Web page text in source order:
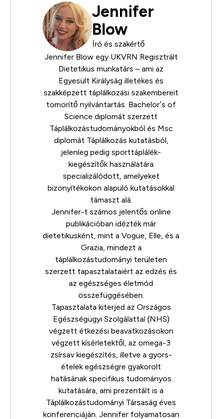
Jennifer
Blow
Író és szakértő
Jennifer Blow egy UKVRN Regisztrált
Dietetikus munkatárs – ami az
Egyesült Királyság illetékes és
szakképzett táplálkozási szakembereit
tömörítő nyilvántartás. Bachelor’s of
Science diplomát szerzett
Táplálkozástudományokból és Msc
diplomát Táplálkozás kutatásból,
jelenleg pedig sporttáplálék-
kiegészítők használatára
specializálódott, amelyeket
bizonyítékokon alapuló kutatásokkal
támaszt alá.
Jennifer-t számos jelentős online
publikációban idézték már
dietetikusként, mint a Vogue, Elle, és a
Grazia, mindezt a
táplálkozástudományi területen
szerzett tapasztalataiért az edzés és
az egészséges életmód
összefüggésében.
Tapasztalata kiterjed az Országos
Egészségügyi Szolgálattal (NHS)
végzett étkezési beavatkozásokon
végzett kísérletektől, az omega-3
zsírsav kiegészítés, illetve a gyors-
ételek egészségre gyakorolt
hatásának specifikus tudományos
kutatására, ami prezentált is a
Táplálkozástudományi Társaság éves
konferenciáján. Jennifer folyamatosan